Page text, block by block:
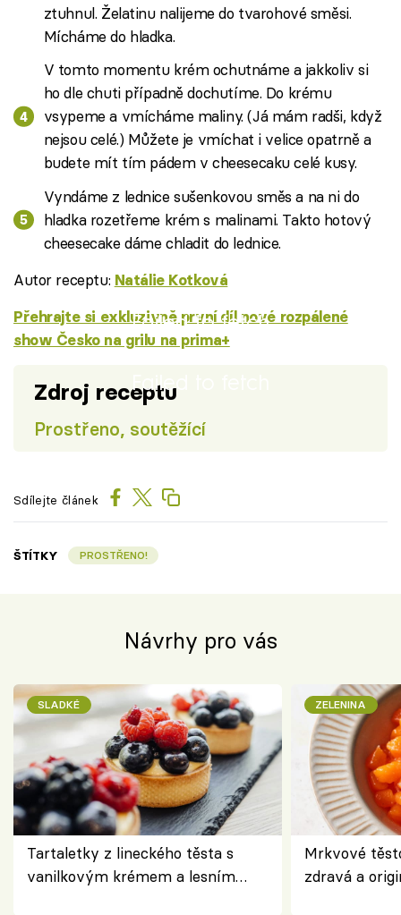
ztuhnul. Želatinu nalijeme do tvarohové směsi.
Mícháme do hladka.
V tomto momentu krém ochutnáme a jakkoliv si
ho dle chuti případně dochutíme. Do krému
vsypeme a vmícháme maliny. (Já mám radši, když
nejsou celé.) Můžete je vmíchat i velice opatrně a
budete mít tím pádem v cheesecaku celé kusy.
Vyndáme z lednice sušenkovou směs a na ni do
hladka rozetřeme krém s malinami. Takto hotový
cheesecake dáme chladit do lednice.
Autor receptu: Natálie Kotková
Failed to fetch
Přehrajte si exkluzivně první díl nové rozpálené
show Česko na grilu na prima+
Failed to fetch
Zdroj receptu
Prostřeno, soutěžící
Sdílejte článek
ŠTÍTKY PROSTŘENO!
Návrhy pro vás
SLADKÉ
Tartaletky z lineckého těsta s
vanilkovým krémem a lesním
ZELENINA
Mrkvové
zdravá a